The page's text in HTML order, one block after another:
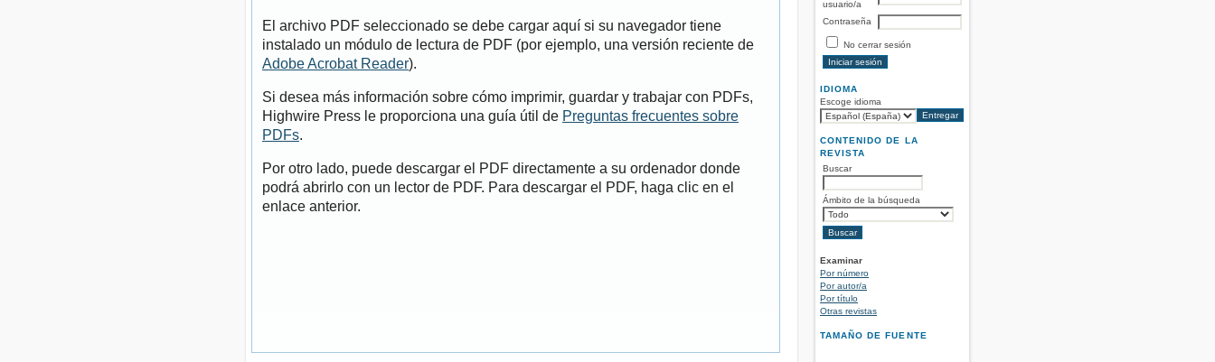
usuario/a
Contraseña
No cerrar sesión
IDIOMA
Escoge idioma
CONTENIDO DE LA
REVISTA
Buscar
Ámbito de la búsqueda
Examinar
Por número
Por autor/a
Por título
Otras revistas
TAMAÑO DE FUENTE
El archivo PDF seleccionado se debe cargar aquí si su navegador tiene
instalado un módulo de lectura de PDF (por ejemplo, una versión reciente de
Adobe Acrobat Reader).
Si desea más información sobre cómo imprimir, guardar y trabajar con PDFs,
Highwire Press le proporciona una guía útil de Preguntas frecuentes sobre
PDFs.
Por otro lado, puede descargar el PDF directamente a su ordenador donde
podrá abrirlo con un lector de PDF. Para descargar el PDF, haga clic en el
enlace anterior.